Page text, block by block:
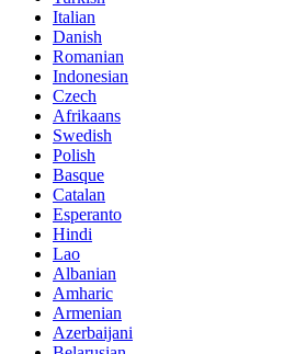
Italian
Danish
Romanian
Indonesian
Czech
Afrikaans
Swedish
Polish
Basque
Catalan
Esperanto
Hindi
Lao
Albanian
Amharic
Armenian
Azerbaijani